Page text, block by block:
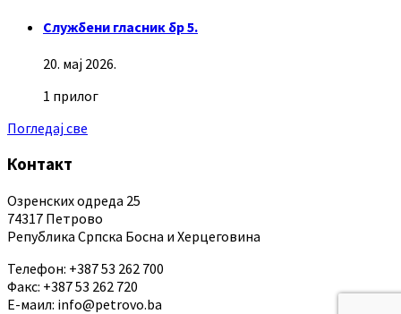
Службени гласник бр 5.
20. мај 2026.
1 прилог
Погледај све
Контакт
Озренских одреда 25
74317 Петрово
Република Српска Босна и Херцеговина
Телефон: +387 53 262 700
Факс: +387 53 262 720
Е-маил: info@petrovo.ba